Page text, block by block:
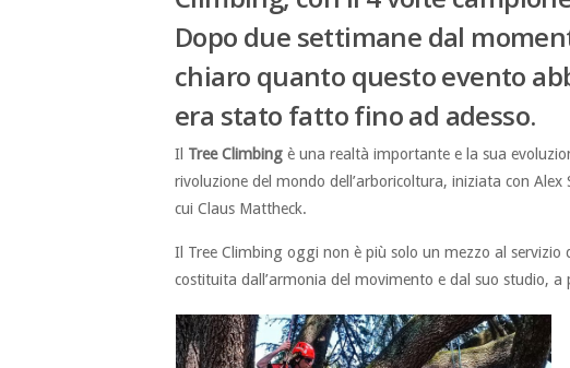
Dopo due settimane dal
chiaro quanto questo evento
era stato fatto fino ad adesso.
Il Tree Climbing è una realtà importante e la sua
rivoluzione del mondo dell’arboricoltura, iniziata con
cui Claus Mattheck.
Il Tree Climbing oggi non è più solo un mezzo al
costituita dall’armonia del movimento e dal suo studio,